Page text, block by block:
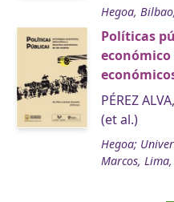
Hegoa,
Políticas
PÉREZ
(et al.)
Hegoa;
Marcos,